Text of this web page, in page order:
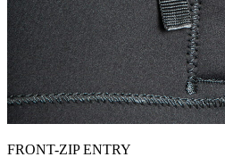
FRONT-ZIP ENTRY